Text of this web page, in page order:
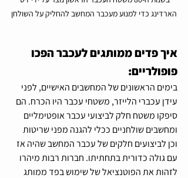
הארדינג כדי למנוע מעכבר המחשב להחליק על השולחן
איך פדים ממותגים לעכבר הפכו
פופולריים:
בימים הראשונים של המחשבים האישיים, לפני
עידן עכברי הלייזר, משטחי עכבר היו הכרח. הם
סיפקו משטח חלק לביצועי עכבר אופטימליים
ומחשבים שולחניים ככלי להגנה מפני שריטות
וכן לביצועים חלקים של עכבר המחשב שהיה אז
עם גולה כדורית בתחתיתו. חברות רבות מיהרו
לזהות את הפוטנציאל של שימוש בפד ממותג